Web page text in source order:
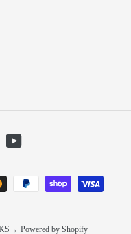
YouTube
Powered by Shopify